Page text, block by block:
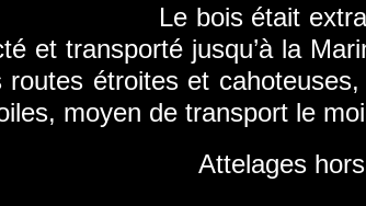
bois était extrait des
et transporté jusqu’à la
routes étroites et
moyen de transport le
Attelages